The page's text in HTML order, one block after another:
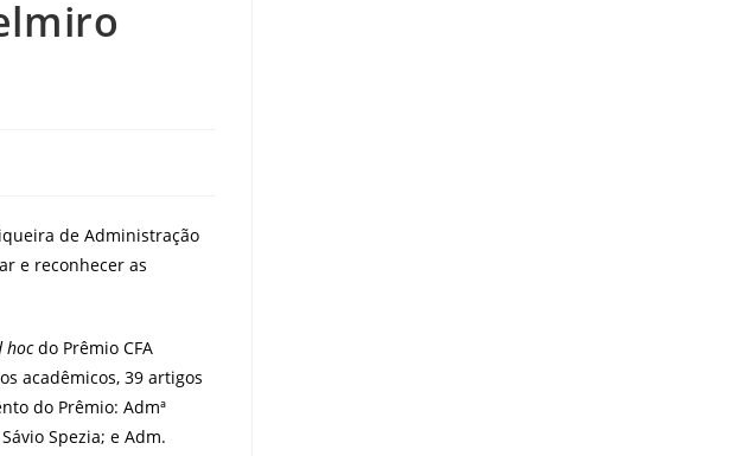
de Administração
e reconhecer as
hocdo Prêmio CFA
acadêmicos, 39 artigos
do Prêmio: Admª
Spezia; e Adm.